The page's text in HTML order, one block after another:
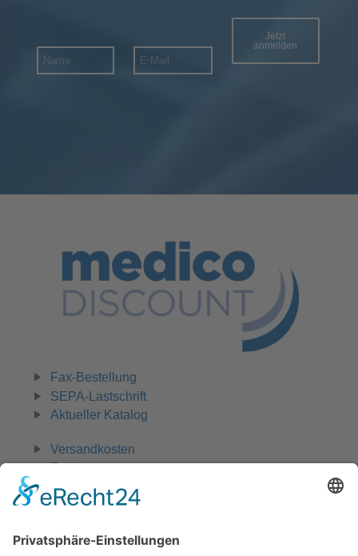
Jetzt
anmelden
Fax-Bestellung
SEPA-Lastschrift
Aktueller Katalog
Versandkosten
Zahlungsarten
Widerruf
0 42 31 - 970 661